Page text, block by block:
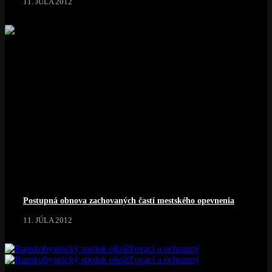
Postupná obnova zachovaných častí mestského opevnenia
11. JÚLA 2012